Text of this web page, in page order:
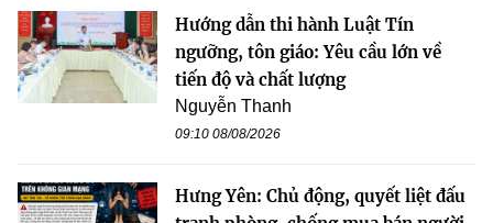
Hướng dẫn thi hành Luật Tín
ngưỡng, tôn giáo: Yêu cầu lớn về
tiến độ và chất lượng
Nguyễn Thanh
09:10 08/08/2026
Hưng Yên: Chủ động, quyết liệt đấu